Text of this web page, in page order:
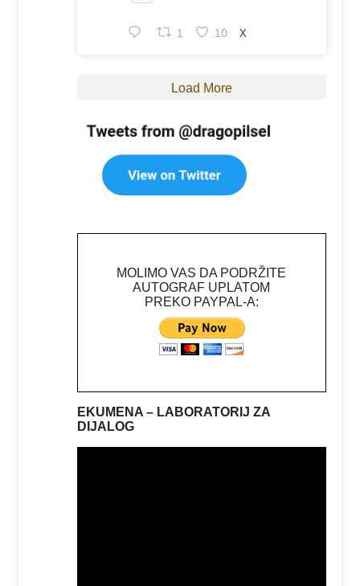
1 10 X
Load More
MOLIMO VAS DA PODRŽITE
AUTOGRAF UPLATOM
PREKO PAYPAL-A:
EKUMENA – LABORATORIJ ZA
DIJALOG